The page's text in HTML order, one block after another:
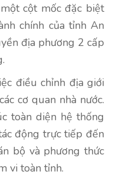
cột mốc đặc biệt
chính của tỉnh An
địa phương 2 cấp
điều chỉnh địa giới
cơ quan nhà nước.
toàn diện hệ thống
động trực tiếp đến
bộ và phương thức
vi toàn tỉnh.